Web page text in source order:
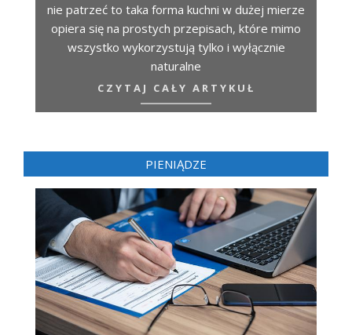
nie patrzeć to taka forma kuchni w dużej mierze
opiera się na prostych przepisach, które mimo
wszystko wykorzystują tylko i wyłącznie
naturalne
CZYTAJ CAŁY ARTYKUŁ
PIENIĄDZE